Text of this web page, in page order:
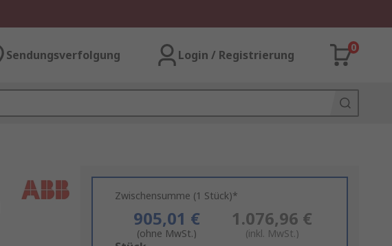
Sendungsverfolgung Login / Registrierung
0
Zwischensumme (1 Stück)*
905,01 €
(ohne MwSt.)
1.076,96 €
(inkl. MwSt.)